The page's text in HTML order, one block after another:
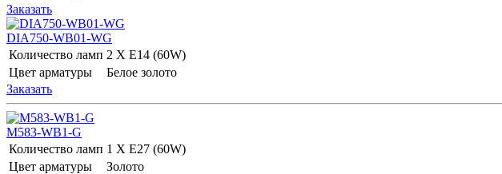
Заказать
DIA750-WB01-WG
Количество ламп 2 Х E14 (60W)
Цвет арматуры
Белое золото
Заказать
M583-WB1-G
Количество ламп 1 Х E27 (60W)
Цвет арматуры
Золото